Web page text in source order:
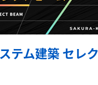
テム建築 セレ